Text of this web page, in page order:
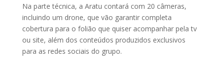
Na parte técnica, a Aratu contará com 20 câmeras,
incluindo um drone, que vão garantir completa
cobertura para o folião que quiser acompanhar pela tv
ou site, além dos conteúdos produzidos exclusivos
para as redes sociais do grupo.